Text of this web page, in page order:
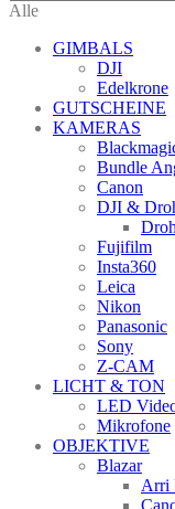
Alle
GIMBALS
DJI
Edelkrone
GUTSCHEINE
KAMERAS
Bundle
Canon
DJI &
Fujifilm
Insta360
Leica
Nikon
Panasonic
Sony
Z-CAM
LICHT & TON
LED
Mikrofone
OBJEKTIVE
Blazar
Arri